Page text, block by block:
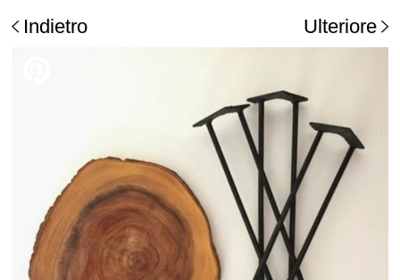
Indietro Ulteriore